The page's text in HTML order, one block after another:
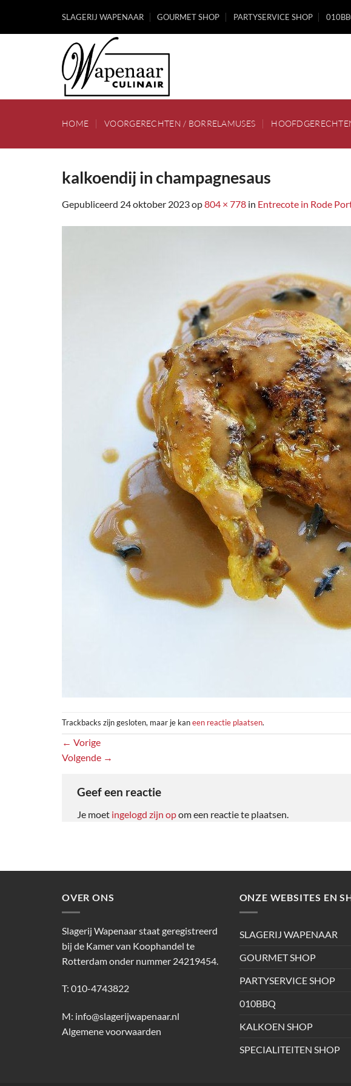
inhoud
SLAGERIJ WAPENAAR GOURMET SHOP PARTYSERVICE SHOP
HOME VOORGERECHTEN / BORRELAMUSES
kalkoendij in champagnesaus
Gepubliceerd 24 oktober 2023op804 × 778 in Entrecote in Rode
Trackbacks zijn gesloten, maar je kaneen reactie plaatsen.
← Vorige
Volgende →
Geef een reactie
Je moet ingelogd zijn opom een reactie te plaatsen.
OVER ONS
Slagerij Wapenaar staat geregistreerd
bij de Kamer van Koophandel te
Rotterdam onder nummer 24219454.
T: 010-4743822
M: info@slagerijwapenaar.nl
Algemene voorwaarden
ONZE WEBSITES EN
SLAGERIJ WAPENAAR
GOURMET SHOP
PARTYSERVICE SHOP
010BBQ
KALKOEN SHOP
SPECIALITEITEN SHOP